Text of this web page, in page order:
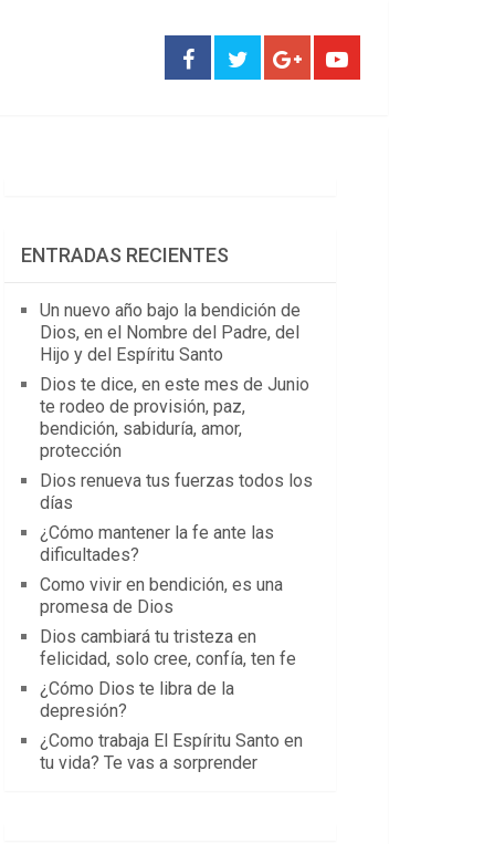
ENTRADAS RECIENTES
Un nuevo año bajo la bendición de
Dios, en el Nombre del Padre, del
Hijo y del Espíritu Santo
Dios te dice, en este mes de Junio
te rodeo de provisión, paz,
bendición, sabiduría, amor,
protección
Dios renueva tus fuerzas todos los
días
¿Cómo mantener la fe ante las
dificultades?
Como vivir en bendición, es una
promesa de Dios
Dios cambiará tu tristeza en
felicidad, solo cree, confía, ten fe
¿Cómo Dios te libra de la
depresión?
¿Como trabaja El Espíritu Santo en
tu vida? Te vas a sorprender